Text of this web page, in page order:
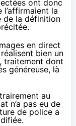
ont donc
la
de la définition
en direct
bien un
traitement dont
généreuse, là
au
n’a pas eu de
de police a